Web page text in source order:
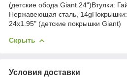
(детские обода Giant 24")Втулки:
Нержавеющая сталь,
24x1.95" (детские покрышки Giant)
Скрыть
Условия доставки